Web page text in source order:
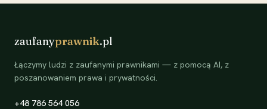
zaufanyprawnik.pl
Łączymy ludzi z zaufanymi prawnikami — z pomocą AI, z
poszanowaniem prawa i prywatności.
+48 786 564 056